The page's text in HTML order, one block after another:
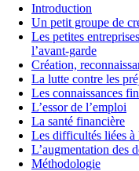
Introduction
Un petit groupe de
Les petites
l’avant-garde
Création,
La lutte contre les
Les connaissances
L’essor de l’emploi
La santé financière
Les difficultés liées à
L’augmentation des
Méthodologie